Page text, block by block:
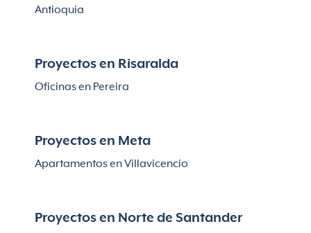
Antioquia
Proyectos en Risaralda
Oficinas en Pereira
Proyectos en Meta
Apartamentos en Villavicencio
Proyectos en Norte de Santander